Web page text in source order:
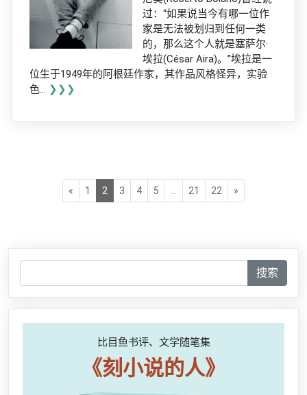
过：“如果说当今有哪一位作
家是无法被划归到任何一类
的，那么这个人就是塞萨尔·
埃拉(César Aira)。”埃拉是一
位生于1949年的阿根廷作家，其作品风格怪异，实验
色... ❯❯❯
« 1 2 3 4 5 21 22 »
搜索
比目鱼书评、文学随笔集
《刻小说的人》